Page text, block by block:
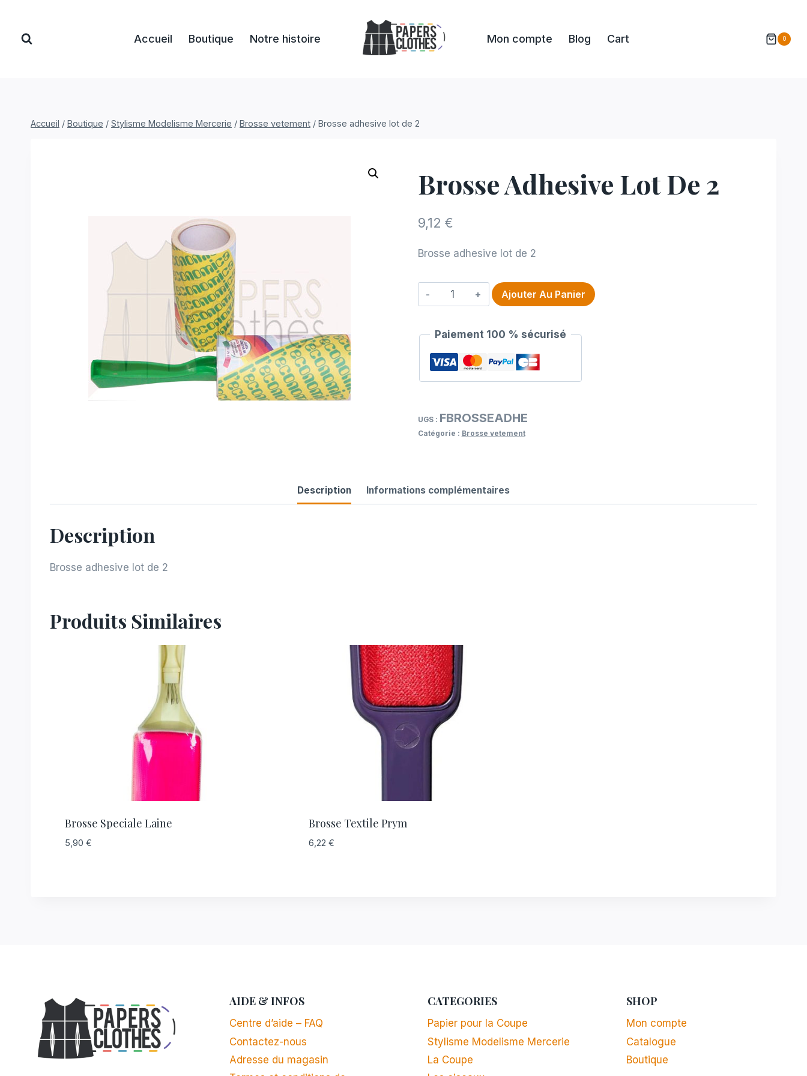
contenu
Accueil Boutique Notre histoire Mon compte Blog Cart 0
Accueil / Boutique / Stylisme Modelisme Mercerie / Brosse vetement / Brosse adhesive lot de 2
Brosse Adhesive Lot De 2
9,12 €
Brosse adhesive lot de 2
quantité
de
adhesive
lot
de
Ajouter Au Panier
Paiement 100 % sécurisé
UGS : FBROSSEADHE
Catégorie : Brosse vetement
Description Informations complémentaires
Description
Brosse adhesive lot de 2
Produits Similaires
Brosse Speciale Laine
5,90 €
Brosse Textile Prym
6,22 €
AIDE & INFOS
Centre d’aide – FAQ
Contactez-nous
Adresse du magasin
CATEGORIES
Papier pour la Coupe
Stylisme Modelisme Mercerie
La Coupe
SHOP
Mon compte
Catalogue
Boutique